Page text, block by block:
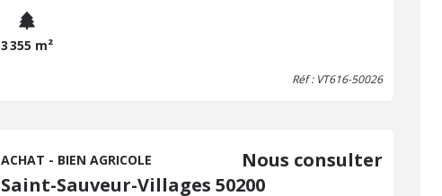
charge de l'acquéreur. Prix hors honoraires 5 000 €. Les
informations sur les risques auxquels ce bien est exposé sont
disponibles sur le site Géorisques : georisques.gouv.fr.
3 355 m²
Réf : VT616-50026
Nous consulter
ACHAT - BIEN AGRICOLE
Saint-Sauveur-Villages 50200